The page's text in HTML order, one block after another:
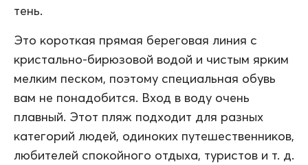
тень.
Это короткая прямая береговая линия с
кристально-бирюзовой водой и чистым ярким
мелким песком, поэтому специальная обувь
вам не понадобится. Вход в воду очень
плавный. Этот пляж подходит для разных
категорий людей, одиноких путешественников,
любителей спокойного отдыха, туристов и т. д.